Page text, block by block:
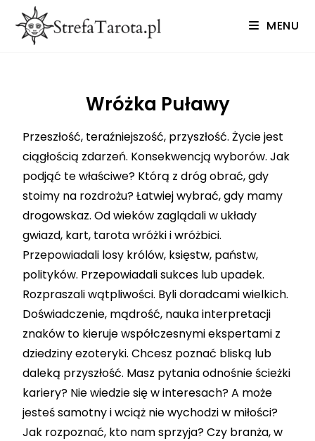
MENU
Wróżka Puławy
Przeszłość, teraźniejszość, przyszłość. Życie jest
ciągłością zdarzeń. Konsekwencją wyborów. Jak
podjąć te właściwe? Którą z dróg obrać, gdy
stoimy na rozdrożu? Łatwiej wybrać, gdy mamy
drogowskaz. Od wieków zaglądali w układy
gwiazd, kart, tarota wróżki i wróżbici.
Przepowiadali losy królów, księstw, państw,
polityków. Przepowiadali sukces lub upadek.
Rozpraszali wątpliwości. Byli doradcami wielkich.
Doświadczenie, mądrość, nauka interpretacji
znaków to kieruje współczesnymi ekspertami z
dziedziny ezoteryki. Chcesz poznać bliską lub
daleką przyszłość. Masz pytania odnośnie ścieżki
kariery? Nie wiedzie się w interesach? A może
jesteś samotny i wciąż nie wychodzi w miłości?
Jak rozpoznać, kto nam sprzyja? Czy branża, w